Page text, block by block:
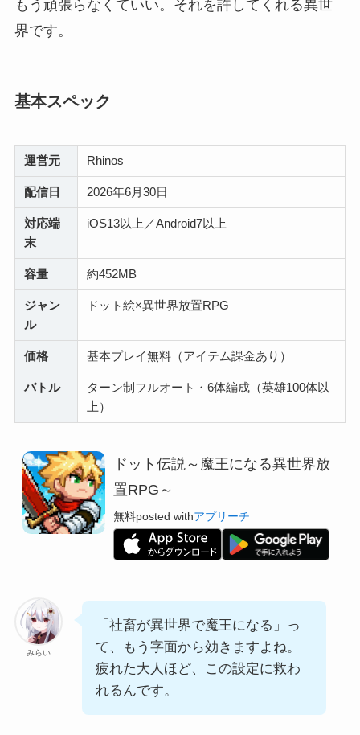
もう頑張らなくていい。それを許してくれる異世
界です。
基本スペック
運営元 Rhinos
配信日 2026年6月30日
対応端
末
iOS13以上／Android7以上
容量 約452MB
ジャン
ル
ドット絵×異世界放置RPG
価格 基本プレイ無料（アイテム課金あり）
バトル
ターン制フルオート・6体編成（英雄100体以
上）
ドット伝説～魔王になる異世界放
置RPG～
無料posted withアプリーチ
みらい
「社畜が異世界で魔王になる」っ
て、もう字面から効きますよね。
疲れた大人ほど、この設定に救わ
れるんです。